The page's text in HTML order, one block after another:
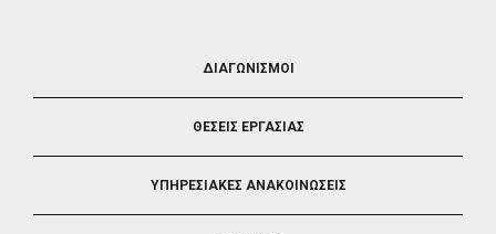
ΔΙΑΓΩΝΙΣΜΟΙ
ΘΕΣΕΙΣ ΕΡΓΑΣΙΑΣ
ΥΠΗΡΕΣΙΑΚΕΣ ΑΝΑΚΟΙΝΩΣΕΙΣ